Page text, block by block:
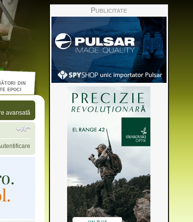
din
epoci
avansată
Publicitate